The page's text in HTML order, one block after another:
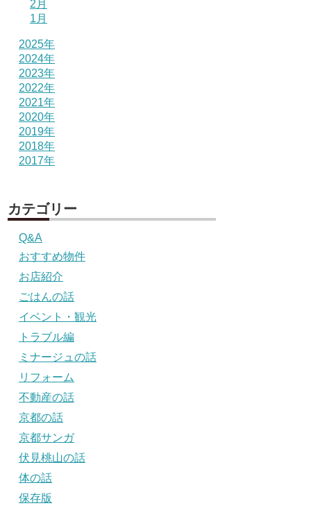
2月
1月
2025年
2024年
2023年
2022年
2021年
2020年
2019年
2018年
2017年
カテゴリー
Q&A
おすすめ物件
お店紹介
ごはんの話
イベント・観光
トラブル編
ミナージュの話
リフォーム
不動産の話
京都の話
京都サンガ
伏見桃山の話
体の話
保存版